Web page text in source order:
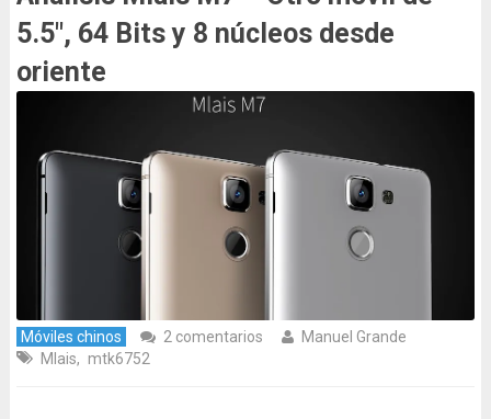
5.5″, 64 Bits y 8 núcleos desde
oriente
Móviles chinos 2 comentarios
Manuel Grande
Mlais, mtk6752